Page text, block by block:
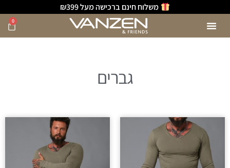
משלוח חינם ברכישה מעל ₪399
0
גברים